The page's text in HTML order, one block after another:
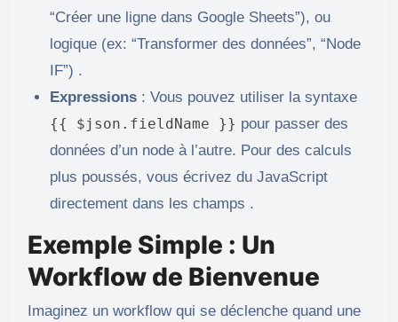
“Créer une ligne dans Google Sheets”), ou
logique (ex: “Transformer des données”, “Node
IF”) .
Expressions : Vous pouvez utiliser la syntaxe
{{ $json.fieldName }} pour passer des
données d’un node à l’autre. Pour des calculs
plus poussés, vous écrivez du JavaScript
directement dans les champs .
Exemple Simple : Un
Workflow de Bienvenue
Imaginez un workflow qui se déclenche quand une